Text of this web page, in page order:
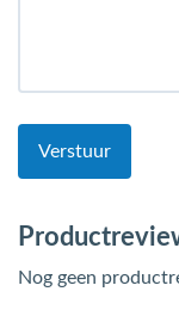
Verstuur
Nog geen